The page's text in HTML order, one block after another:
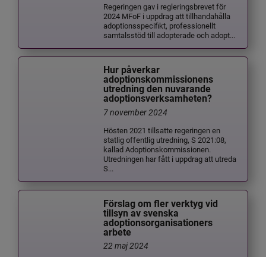
Regeringen gav i regleringsbrevet för
2024 MFoF i uppdrag att tillhandahålla
adoptionsspecifikt, professionellt
samtalsstöd till adopterade och adopt...
Hur påverkar
adoptionskommissionens
utredning den nuvarande
adoptionsverksamheten?
7 november 2024
Hösten 2021 tillsatte regeringen en
statlig offentlig utredning, S 2021:08,
kallad Adoptionskommissionen.
Utredningen har fått i uppdrag att utreda
S...
Förslag om fler verktyg vid
tillsyn av svenska
adoptionsorganisationers
arbete
22 maj 2024